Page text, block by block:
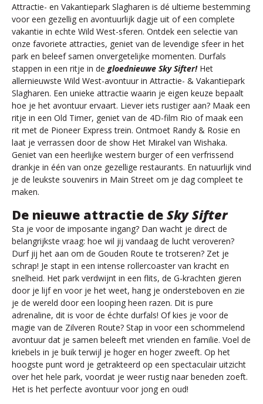
Attractie- en Vakantiepark Slagharen is dé ultieme bestemming
voor een gezellig en avontuurlijk dagje uit of een complete
vakantie in echte Wild West-sferen. Ontdek een selectie van
onze favoriete attracties, geniet van de levendige sfeer in het
park en beleef samen onvergetelijke momenten. Durfals
stappen in een ritje in de gloednieuwe Sky Sifter!Het
allernieuwste Wild West-avontuur in Attractie- & Vakantiepark
Slagharen. Een unieke attractie waarin je eigen keuze bepaalt
hoe je het avontuur ervaart. Liever iets rustiger aan? Maak een
ritje in een Old Timer, geniet van de 4D-film Rio of maak een
rit met de Pioneer Express trein. Ontmoet Randy & Rosie en
laat je verrassen door de show Het Mirakel van Wishaka.
Geniet van een heerlijke western burger of een verfrissend
drankje in één van onze gezellige restaurants. En natuurlijk vind
je de leukste souvenirs in Main Street om je dag compleet te
maken.
De nieuwe attractie de Sky Sifter
Sta je voor de imposante ingang? Dan wacht je direct de
belangrijkste vraag: hoe wil jij vandaag de lucht veroveren?
Durf jij het aan om de Gouden Route te trotseren? Zet je
schrap! Je stapt in een intense rollercoaster van kracht en
snelheid. Het park verdwijnt in een flits, de G-krachten gieren
door je lijf en voor je het weet, hang je ondersteboven en zie
je de wereld door een looping heen razen. Dit is pure
adrenaline, dit is voor de échte durfals! Of kies je voor de
magie van de Zilveren Route? Stap in voor een schommelend
avontuur dat je samen beleeft met vrienden en familie. Voel de
kriebels in je buik terwijl je hoger en hoger zweeft. Op het
hoogste punt word je getrakteerd op een spectaculair uitzicht
over het hele park, voordat je weer rustig naar beneden zoeft.
Het is het perfecte avontuur voor jong en oud!